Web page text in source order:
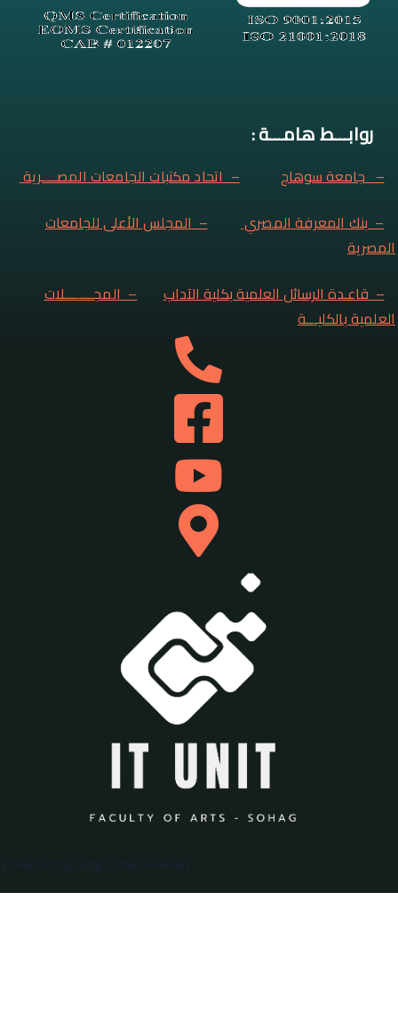
روابـــط هامـــة :
– جامعة سوهاج
– اتحاد مكتبات الجامعات المصــــرية
– بنك المعرفة المصري
– المجلس الأعلى للجامعات
المصرية
– قاعـدة الرسائل العلمية بكلية الآداب
– المجــــــــلات
العلمية بالكليـــة